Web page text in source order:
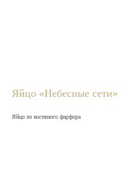
Яйцо «Небесные сети»
Яйцо из костяного фарфора